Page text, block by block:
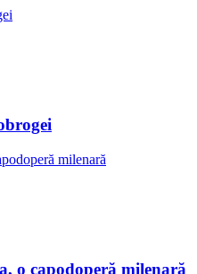
o capodoperă milenară